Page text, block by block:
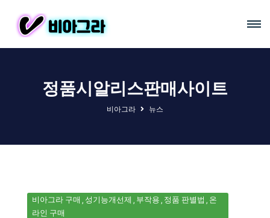
정품시알리스판매사이트
비아그라 뉴스
비아그라 구매 성기능개선제 부작용 정품 판별법
온
라인 구매